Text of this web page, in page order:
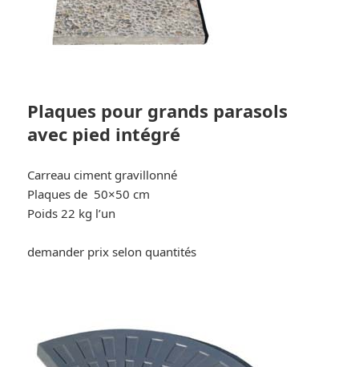
Plaques pour grands parasols
avec pied intégré
Carreau ciment gravillonné
Plaques de 50×50 cm
Poids 22 kg l’un
demander prix selon quantités